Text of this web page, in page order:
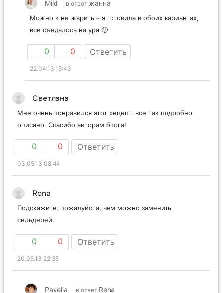
Mild в ответ жанна
Можно и не жарить – я готовила в обоих вариантах,
все съедалось на ура 🙂
0 0 Ответить
22.04.13 15:43
Светлана
Мне очень понравился этот рецепт. все так подробно
описано. Спасибо авторам блога!
0 0 Ответить
03.05.13 08:44
Rena
Подскажите, пожалуйста, чем можно заменить
сельдерей.
0 0 Ответить
20.05.13 22:35
Pavelia в ответ Rena